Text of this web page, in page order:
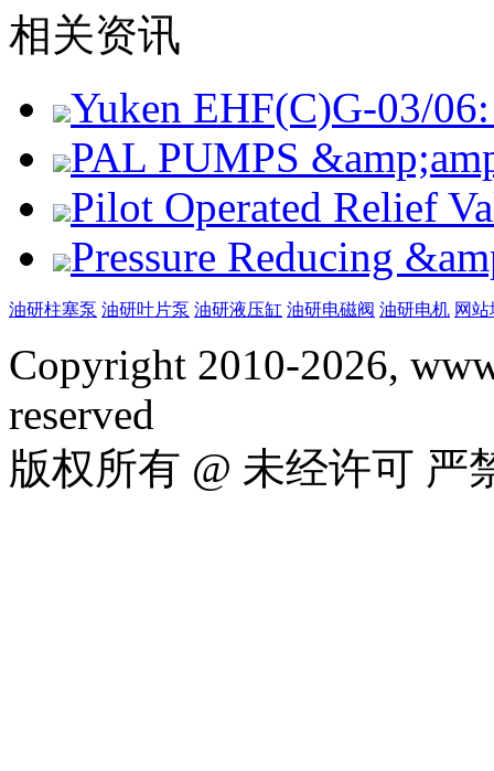
相关资讯
Yuken EHF(C)G-03/
PAL PUMPS
Pilot Operated Relief
Pressure Reducing
油研柱塞泵 油研叶片泵 油研液压缸 油研电磁阀 油研电机 网
Copyright 2010-2026,
reserved
版权所有 @ 未经许可 严